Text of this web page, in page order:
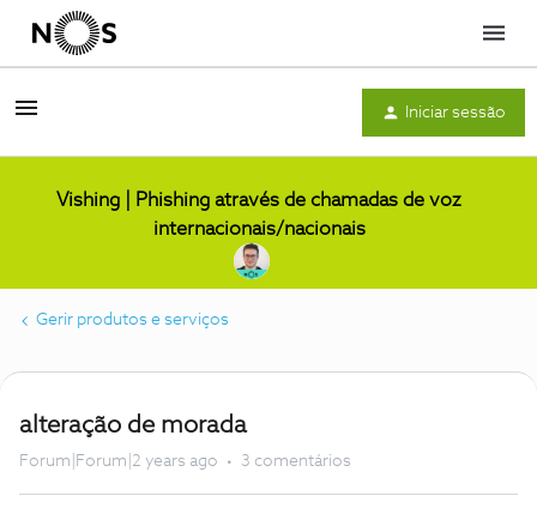
Menu
Iniciar sessão
Vishing | Phishing através de chamadas de voz
internacionais/nacionais
Gerir produtos e serviços
alteração de morada
Forum|Forum|2 years ago 3 comentários